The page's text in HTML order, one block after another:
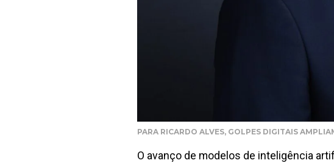
PARA RICARDO ALVES, GOLPES DIGITAIS
O avanço de modelos de inteligência